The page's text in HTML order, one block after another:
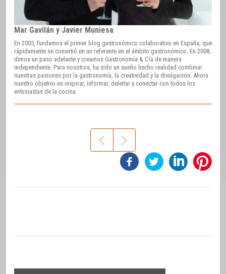
Mar Gavilán y Javier Muniesa
En 2005, fundamos el primer blog gastronómico colaborativo en España, que
rápidamente se convirtió en un referente en el ámbito gastronómico. En 2008,
dimos un paso adelante y creamos Gastronomía & Cía de manera
independiente. Para nosotros, ha sido un sueño hecho realidad combinar
nuestras pasiones por la gastronomía, la creatividad y la divulgación. Ahora
nuestro objetivo es inspirar, informar, deleitar y conectar con todos los
entusiastas de la cocina.